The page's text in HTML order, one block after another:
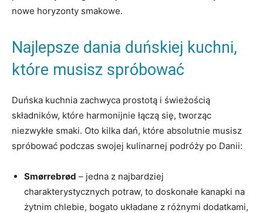
nowe horyzonty smakowe.
Najlepsze dania duńskiej kuchni,
które musisz spróbować
Duńska kuchnia zachwyca prostotą i⁢ świeżością
składników, które harmonijnie łączą się, ⁤tworząc
niezwykłe smaki. Oto kilka dań, które absolutnie musisz
spróbować podczas swojej kulinarnej podróży po Danii:
Smørrebrød – jedna z najbardziej
charakterystycznych potraw, to‍ doskonałe kanapki na
żytnim ⁤chlebie, bogato układane z różnymi dodatkami,